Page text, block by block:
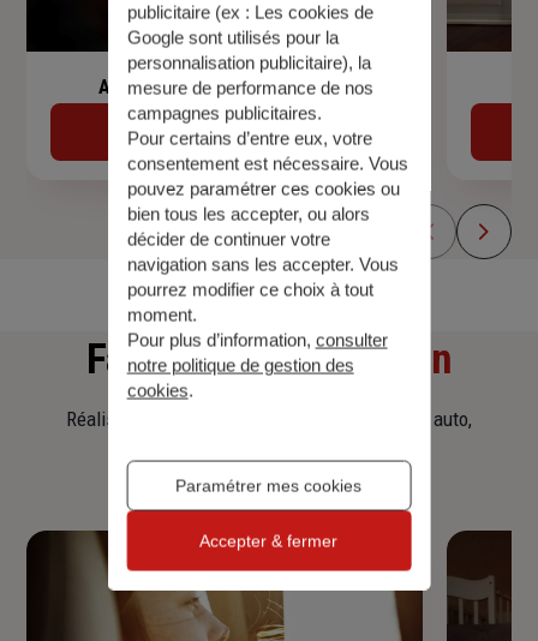
Assurance de prêt immobilier
Découvrir
Faitesune simulation
Réalisez une simulation tarifaire d'assurance, auto,
publicitaire (ex : Les cookies de
Google sont utilisés pour la
personnalisation publicitaire), la
mesure de performance de nos
campagnes publicitaires.
Pour certains d’entre eux, votre
consentement est nécessaire. Vous
pouvez paramétrer ces cookies ou
bien tous les accepter, ou alors
décider de continuer votre
navigation sans les accepter. Vous
pourrez modifier ce choix à tout
moment.
Pour plus d’information, consulter
notre politique de gestion des
cookies.
Paramétrer mes cookies
Accepter & fermer